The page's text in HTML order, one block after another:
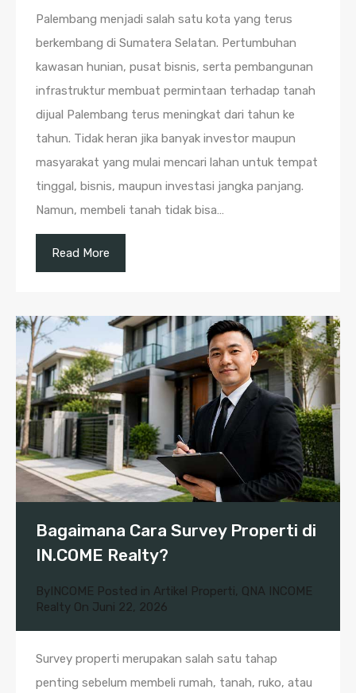
Palembang menjadi salah satu kota yang terus
berkembang di Sumatera Selatan. Pertumbuhan
kawasan hunian, pusat bisnis, serta pembangunan
infrastruktur membuat permintaan terhadap tanah
dijual Palembang terus meningkat dari tahun ke
tahun. Tidak heran jika banyak investor maupun
masyarakat yang mulai mencari lahan untuk tempat
tinggal, bisnis, maupun investasi jangka panjang.
Namun, membeli tanah tidak bisa…
Read More
Bagaimana Cara Survey Properti di
IN.COME Realty?
ByINCOME Posted in Artikel Properti, QNA INCOME
Realty On Juni 22, 2026
Survey properti merupakan salah satu tahap
penting sebelum membeli rumah, tanah, ruko, atau